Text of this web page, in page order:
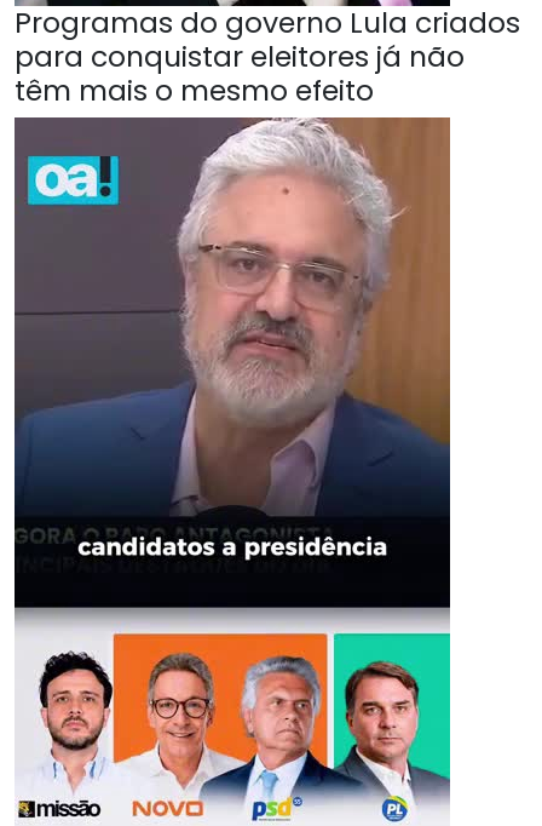
Programas do governo Lula criados
para conquistar eleitores já não
têm mais o mesmo efeito